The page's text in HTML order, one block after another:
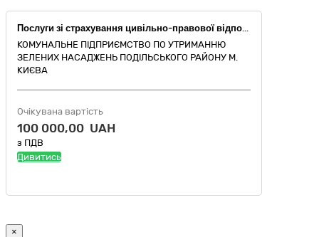
Послуги зі страхування цивільно-правової відповідальності перед третіми особами
КОМУНАЛЬНЕ ПІДПРИЄМСТВО ПО УТРИМАННЮ
ЗЕЛЕНИХ НАСАДЖЕНЬ ПОДІЛЬСЬКОГО РАЙОНУ М.
КИЄВА
Очікувана вартість
100 000,00 UAH
з ПДВ
Дивитись
×